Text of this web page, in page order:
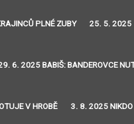
PLNÉ ZUBY 25. 5. 2025
6. 2025 BABIŠ: BANDEROVCE
V HROBĚ 3. 8. 2025 NIKDO